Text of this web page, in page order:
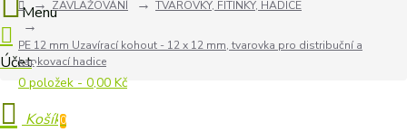
0 položek - 0,00 Kč
0
ZAVLAŽOVÁNÍ TVAROVKY, FITINKY, HADICE
PE 12 mm Uzavírací kohout - 12 x 12 mm, tvarovka pro distribuční a
kapkovací hadice